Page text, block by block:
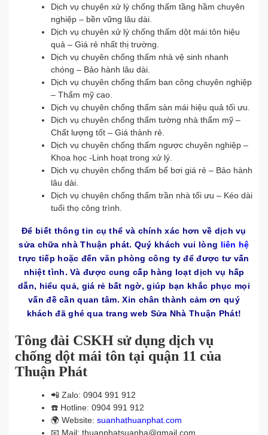
Dịch vụ chuyên xử lý chống thấm tầng hầm chuyên
nghiệp – bền vững lâu dài.
Dịch vụ chuyên xử lý chống thấm dột mái tôn hiệu
quả – Giá rẻ nhất thị trường.
Dịch vụ chuyên chống thấm nhà vệ sinh nhanh
chóng – Bảo hành lâu dài.
Dịch vụ chuyên chống thấm ban công chuyên nghiệp
– Thẩm mỹ cao.
Dịch vụ chuyên chống thấm sàn mái hiệu quả tối ưu.
Dịch vụ chuyên chống thấm tường nhà thẩm mỹ –
Chất lượng tốt – Giá thành rẻ.
Dịch vụ chuyên chống thấm ngược chuyên nghiệp –
Khoa học -Linh hoạt trong xử lý.
Dịch vụ chuyên chống thấm bể bơi giá rẻ – Bảo hành
lâu dài.
Dịch vụ chuyên chống thấm trần nhà tối ưu – Kéo dài
tuổi thọ công trình.
Để biết thông tin cụ thể và chính xác hơn về dịch vụ
sửa chữa nhà Thuận phát. Quý khách vui lòng liên hệ
trực tiếp hoặc đến văn phòng công ty để được tư vấn
nhiệt tình. Và được cung cấp hàng loạt dịch vụ hấp
dẫn, hiểu quả, giá rẻ bất ngờ, giúp bạn khắc phục mọi
vấn đề cần quan tâm. Xin chân thành cảm ơn quý
khách đã ghé qua trang web Sửa Nhà Thuận Phát!
Tông đài CSKH sử dụng dịch vụ
chống dột mái tôn tại quận 11 của
Thuận Phát
📲 Zalo: 0904 991 912
☎️ Hotline: 0904 991 912
🌍 Website: suanhathuanphat.com
📧 Mail: thuanphatsuanha@gmail.com